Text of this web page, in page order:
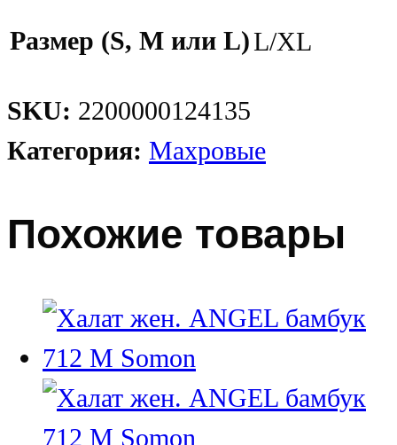
Размер (S, M или L)L/XL
SKU: 2200000124135
Категория: Махровые
Похожие товары